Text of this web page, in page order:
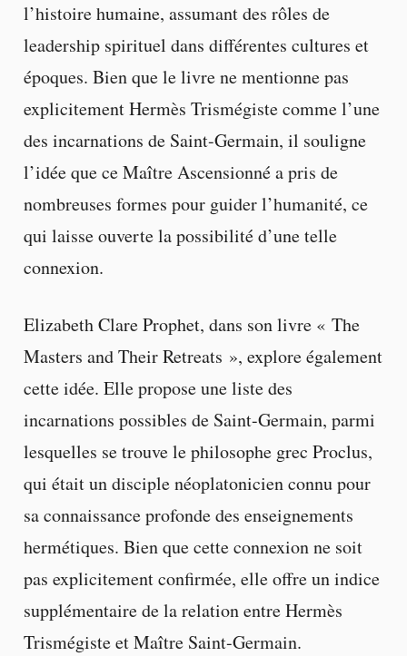
l’histoire humaine, assumant des rôles de
leadership spirituel dans différentes cultures et
époques. Bien que le livre ne mentionne pas
explicitement Hermès Trismégiste comme l’une
des incarnations de Saint-Germain, il souligne
l’idée que ce Maître Ascensionné a pris de
nombreuses formes pour guider l’humanité, ce
qui laisse ouverte la possibilité d’une telle
connexion.
Elizabeth Clare Prophet, dans son livre « The
Masters and Their Retreats », explore également
cette idée. Elle propose une liste des
incarnations possibles de Saint-Germain, parmi
lesquelles se trouve le philosophe grec Proclus,
qui était un disciple néoplatonicien connu pour
sa connaissance profonde des enseignements
hermétiques. Bien que cette connexion ne soit
pas explicitement confirmée, elle offre un indice
supplémentaire de la relation entre Hermès
Trismégiste et Maître Saint-Germain.